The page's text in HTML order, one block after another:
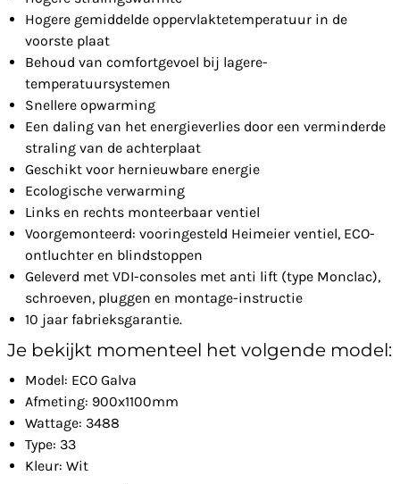
Hogere gemiddelde oppervlaktetemperatuur in de
voorste plaat
Behoud van comfortgevoel bij lagere-
temperatuursystemen
Snellere opwarming
Een daling van het energieverlies door een verminderde
straling van de achterplaat
Geschikt voor hernieuwbare energie
Ecologische verwarming
Links en rechts monteerbaar ventiel
Voorgemonteerd: vooringesteld Heimeier ventiel, ECO-
ontluchter en blindstoppen
Geleverd met VDI-consoles met anti lift (type Monclac),
schroeven, pluggen en montage-instructie
10 jaar fabrieksgarantie.
Je bekijkt momenteel het volgende model:
Model: ECO Galva
Afmeting: 900x1100mm
Wattage: 3488
Type: 33
Kleur: Wit